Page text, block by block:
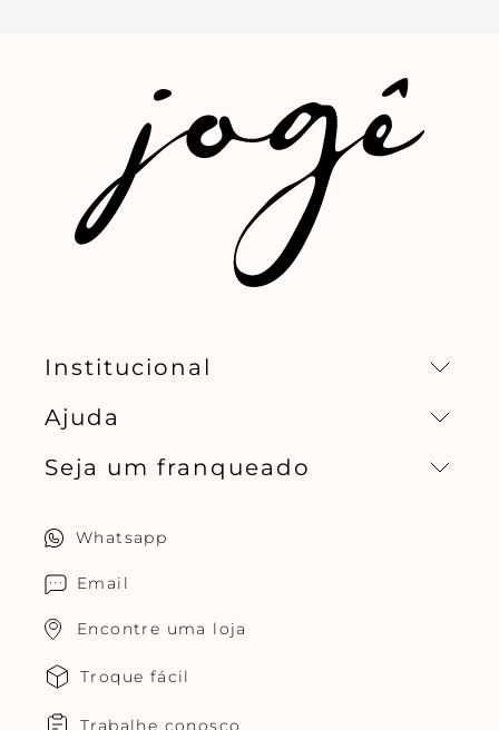
Institucional
Missão, visão e valores
Ajuda
Central de relacionamento
Seja um franqueado
Whatsapp
Email
Encontre uma loja
Troque fácil
Trabalhe conosco